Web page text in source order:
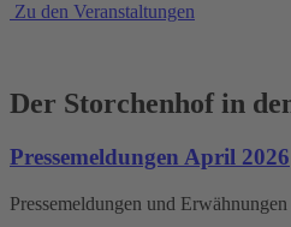
Zu den Veranstaltungen
Der Storchenhof in
Pressemeldungen April 2026
Pressemeldungen und